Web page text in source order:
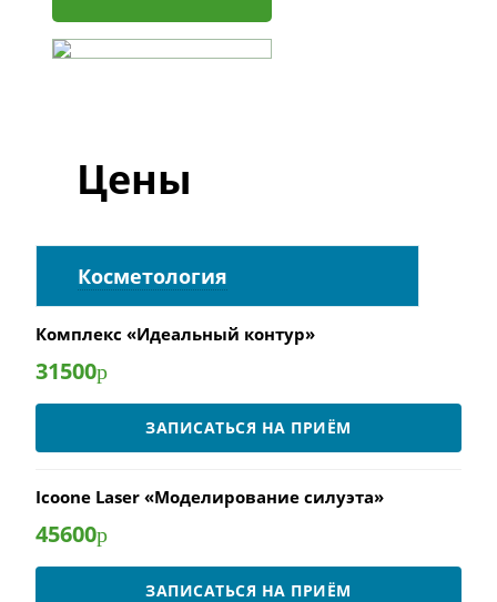
Цены
Косметология
Комплекс «Идеальный контур»
31500р
ЗАПИСАТЬСЯ НА ПРИЁМ
Icoone Laser «Моделирование силуэта»
45600р
ЗАПИСАТЬСЯ НА ПРИЁМ